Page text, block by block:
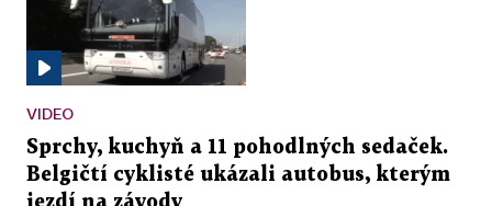
VIDEO
Sprchy, kuchyň a 11 pohodlných sedaček.
Belgičtí cyklisté ukázali autobus, kterým
jezdí na závody